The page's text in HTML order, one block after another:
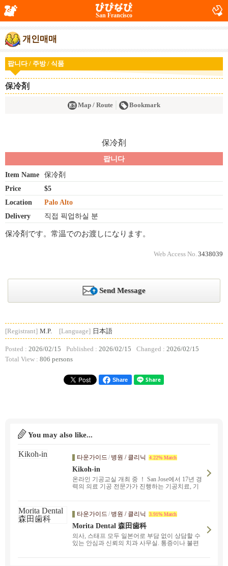
San Francisco
개인매매
팝니다 / 주방 / 식품
保冷剤
Map / Route Bookmark
팝니다
Item Name
保冷剤
Price
$5
Location
Palo Alto
Delivery
직접 픽업하실 분
保冷剤です。常温でのお渡しになります。
Web Access No. 3438039
Send Message
[Registrant] M.P. [Language] 日本語
Posted : 2026/02/15 Published : 2026/02/15 Changed : 2026/02/15
Total View : 806 persons
Share
You may also like...
타운가이드 / 병원 / 클리닉 4.22% Match
Kikoh-in
온라인 기공교실 개최 중 ！ San Jose에서 17년 경
력의 의료 기공 전문가가 진행하는 기공치료, 기
클리, 오클랜드, 프리몬트, 샌마테오로 출장합니
다. 호흡, 스트레스 해소, 암 예방, 건강, 불임 개선
프로그램도 있습니다.
타운가이드 / 병원 / 클리닉 3.91% Match
Morita Dental 森田歯科
의사, 스태프 모두 일본어로 부담 없이 상담할 수
있는 안심과 신뢰의 치과 사무실. 통증이나 불편